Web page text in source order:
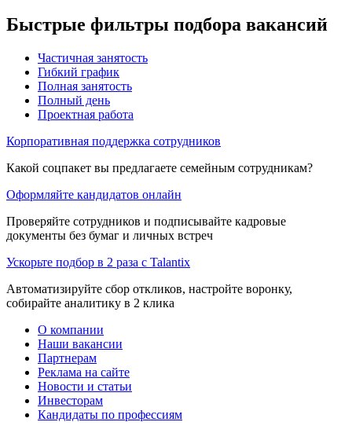
Быстрые фильтры подбора вакансий
Частичная занятость
Гибкий график
Полная занятость
Полный день
Проектная работа
Корпоративная поддержка сотрудников
Какой соцпакет вы предлагаете семейным сотрудникам?
Оформляйте кандидатов онлайн
Проверяйте сотрудников и подписывайте кадровые
документы без бумаг и личных встреч
Ускорьте подбор в 2 раза с Talantix
Автоматизируйте сбор откликов, настройте воронку,
собирайте аналитику в 2 клика
О компании
Наши вакансии
Партнерам
Реклама на сайте
Новости и статьи
Инвесторам
Кандидаты по профессиям